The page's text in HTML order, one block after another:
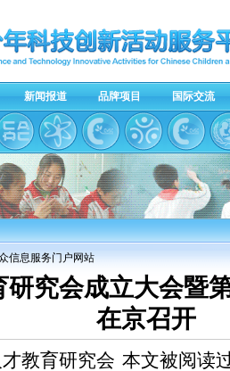
新闻报道 品牌项目 国际交流
信息服务门户网站
研究会成立大会暨
在京召开
教育研究会 本文被阅读